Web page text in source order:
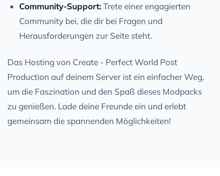
Community-Support:Trete einer engagierten
Community bei, die dir bei Fragen und
Herausforderungen zur Seite steht.
Das Hosting von Create - Perfect World Post
Production auf deinem Server ist ein einfacher Weg,
um die Faszination und den Spaß dieses Modpacks
zu genießen. Lade deine Freunde ein und erlebt
gemeinsam die spannenden Möglichkeiten!